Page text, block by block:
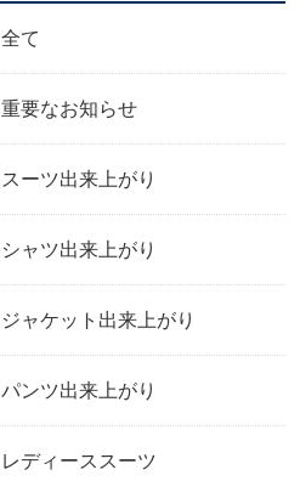
全て
重要なお知らせ
スーツ出来上がり
シャツ出来上がり
ジャケット出来上がり
パンツ出来上がり
レディーススーツ